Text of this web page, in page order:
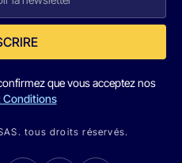
que vous acceptez nos
Conditions
tous droits réservés.